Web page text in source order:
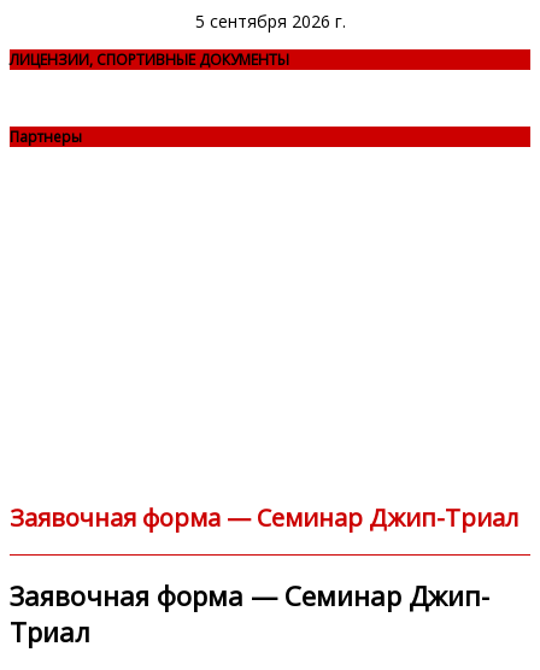
5 сентября 2026 г.
ЛИЦЕНЗИИ, СПОРТИВНЫЕ ДОКУМЕНТЫ
Партнеры
Заявочная форма — Семинар Джип-Триал
Заявочная форма — Семинар Джип-
Триал